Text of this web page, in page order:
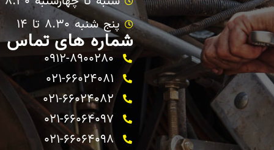
پنج شنبه 8.30 تا 14
شماره های تماس
0912-8900280
021-66024081
021-66024082 ​
021-66064097
021-66064098